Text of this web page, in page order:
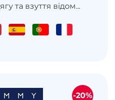
та взуття відом...
-20%